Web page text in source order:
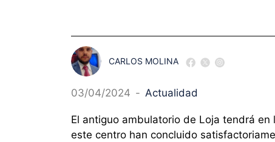
CARLOS MOLINA
03/04/2024 - Actualidad
El antiguo ambulatorio de Loja tendrá
este centro han concluido